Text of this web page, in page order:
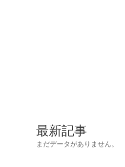
最新記事
まだデータがありません。